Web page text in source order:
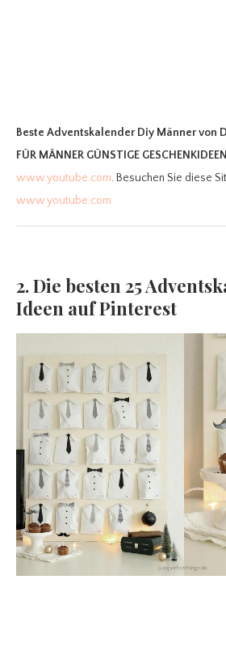
Beste Adventskalender Diy Männervon
FÜR MÄNNER GÜNSTIGE GESCHENKIDEEN
www.youtube.com. Besuchen Sie diese
www.youtube.com
2. Die besten 25
Ideen auf Pinterest